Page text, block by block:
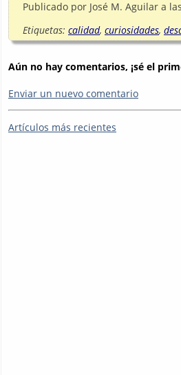
Publicado por José M. Aguilar a
Etiquetas: calidad, curiosidades,
Aún no hay comentarios, ¡sé el
Enviar un nuevo comentario
Artículos más recientes